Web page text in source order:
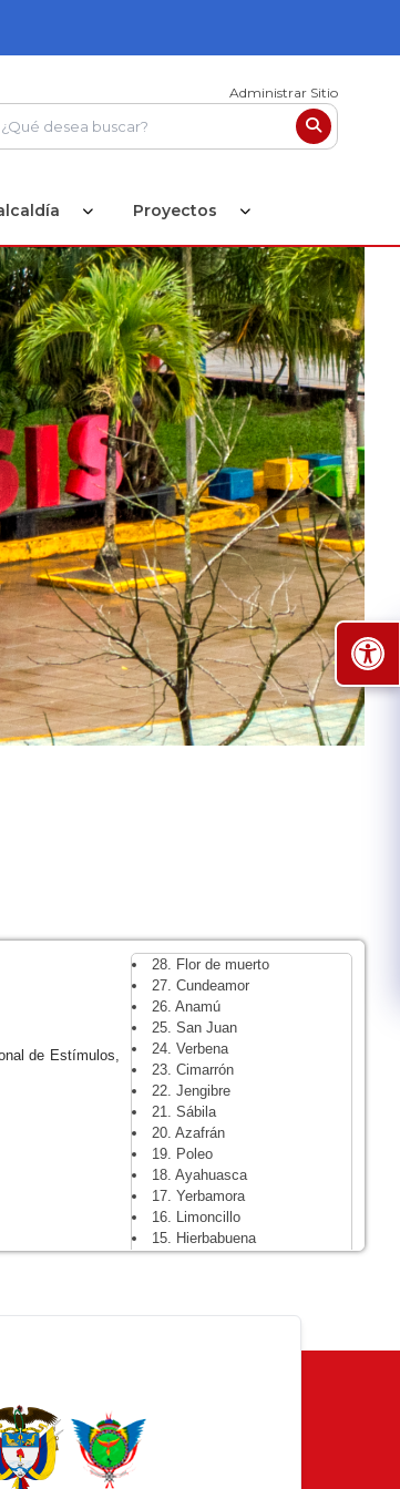
Administrar Sitio
Proyectos
28. Flor de muerto
27. Cundeamor
26. Anamú
25. San Juan
24. Verbena
23. Cimarrón
22. Jengibre
21. Sábila
20. Azafrán
19. Poleo
18. Ayahuasca
17. Yerbamora
16. Limoncillo
15. Hierbabuena
14. Escancel
de Estímulos,